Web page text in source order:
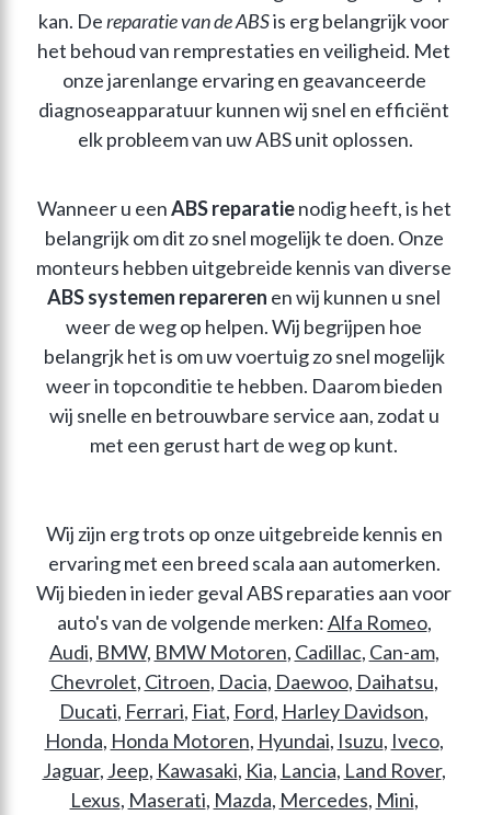
kan. De reparatie van de ABS is erg belangrijk voor
het behoud van remprestaties en veiligheid. Met
onze jarenlange ervaring en geavanceerde
diagnoseapparatuur kunnen wij snel en efficiënt
elk probleem van uw ABS unit oplossen.
Wanneer u een ABS reparatie nodig heeft, is het
belangrijk om dit zo snel mogelijk te doen. Onze
ABS systemen repareren en wij kunnen u snel
weer de weg op helpen. Wij begrijpen hoe
belangrjk het is om uw voertuig zo snel mogelijk
weer in topconditie te hebben. Daarom bieden
wij snelle en betrouwbare service aan, zodat u
met een gerust hart de weg op kunt.
Wij zijn erg trots op onze uitgebreide kennis en
ervaring met een breed scala aan automerken.
Wij bieden in ieder geval ABS reparaties aan voor
auto's van de volgende merken: Alfa Romeo
Audi, BMW, BMW Motoren, Cadillac, Can-am
Chevrolet, Citroen, Dacia, Daewoo, Daihatsu
Ducati, Ferrari, Fiat, Ford, Harley Davidson
Honda, Honda Motoren, Hyundai, Isuzu, Iveco
Jaguar, Jeep, Kawasaki, Kia, Lancia, Land Rover
Lexus, Maserati, Mazda, Mercedes, Mini